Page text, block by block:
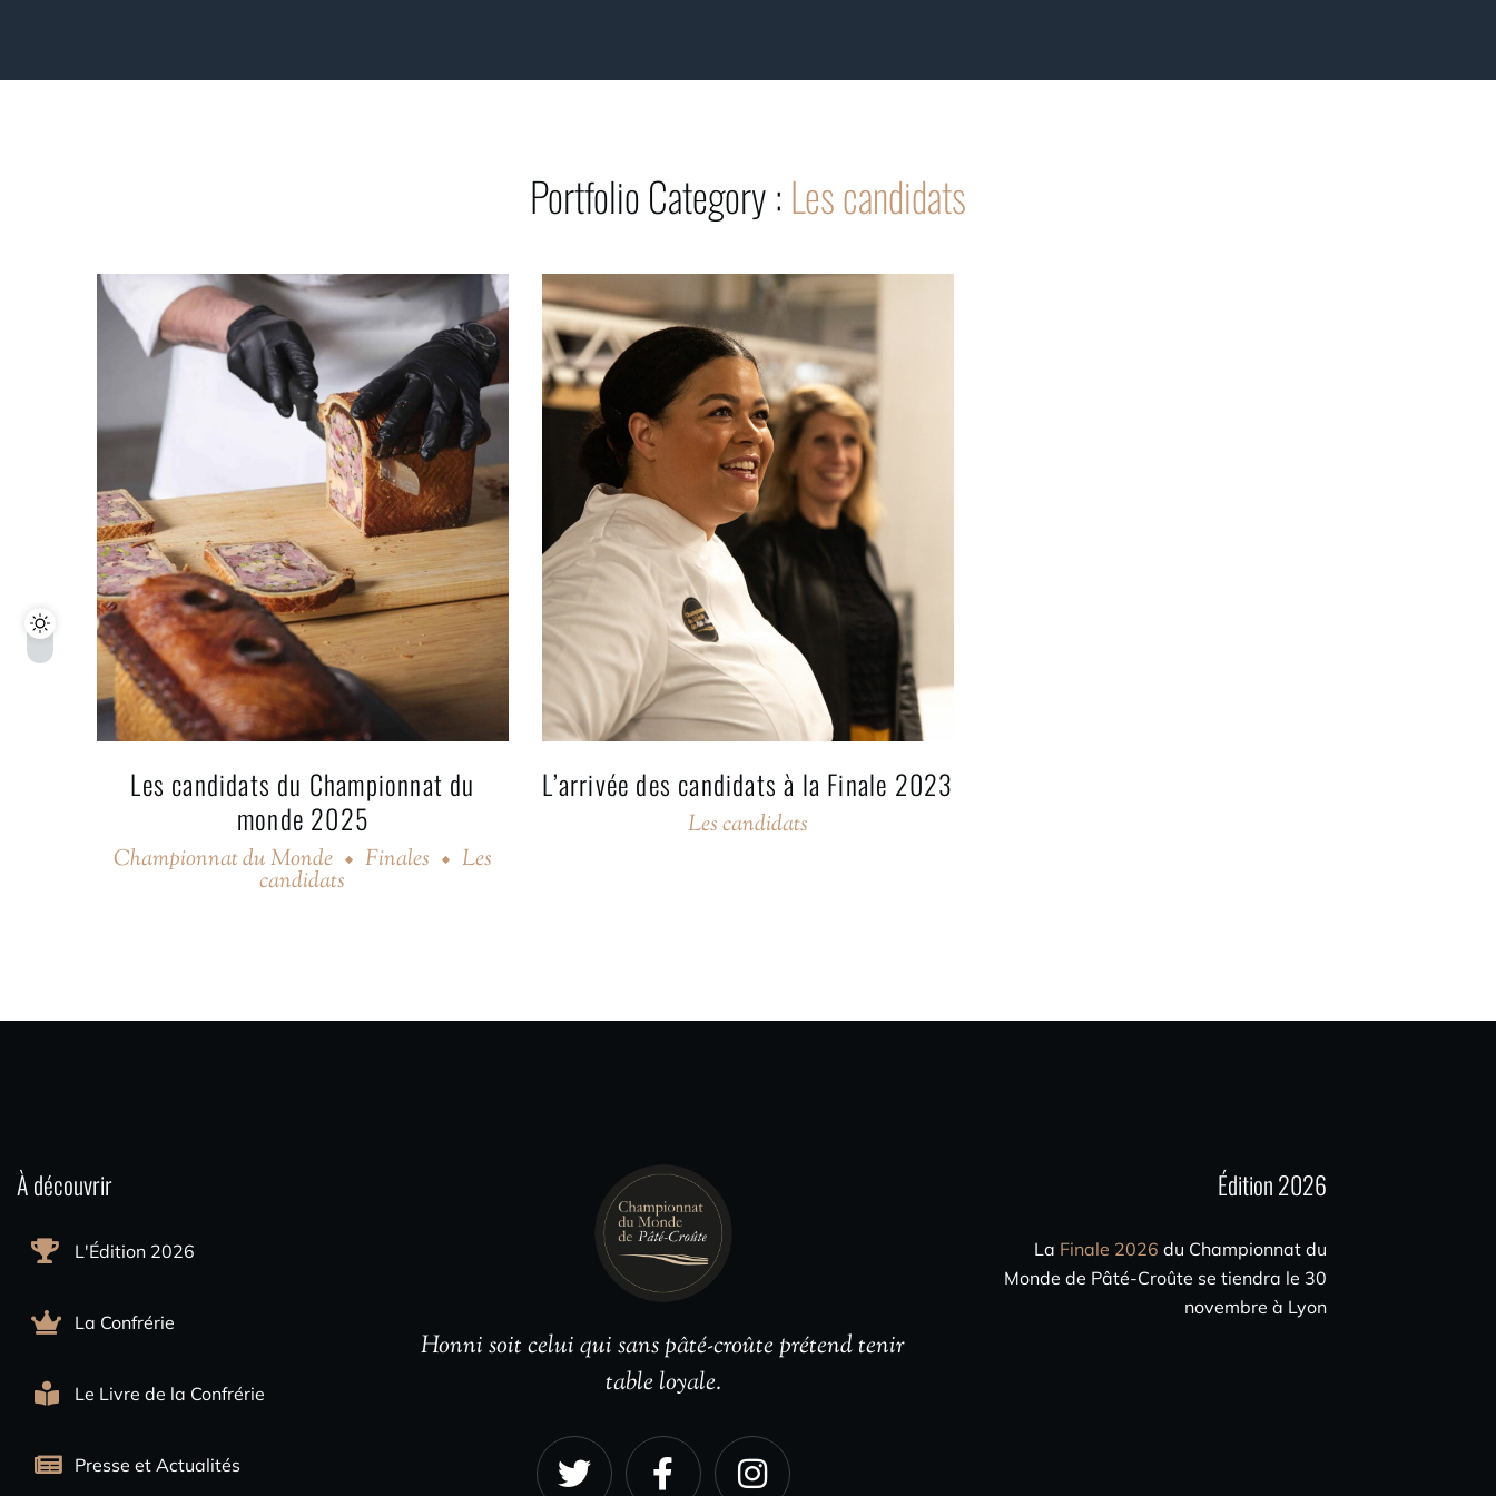
Portfolio Category : Les candidats
Les candidats du Championnat du
monde 2025
Championnat du Monde Finales Les
candidats
L’arrivée des candidats à la Finale 2023
Les candidats
À découvrir
L'Édition 2026
La Confrérie
Le Livre de la Confrérie
Presse et Actualités
Honni soit celui qui sans pâté-croûte prétend tenir
table loyale.
Édition 2026
La Finale 2026 du Championnat du
Monde de Pâté-Croûte se tiendra le 30
novembre à Lyon